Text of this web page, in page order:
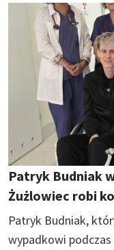
Patryk Budniak
Żużlowiec robi
Patryk Budniak,
wypadkowi